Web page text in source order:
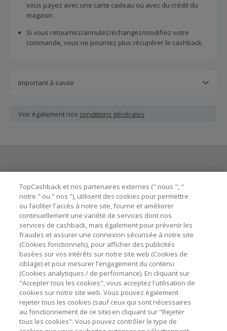
vous payez avec une carte cadeau ou avec du crédit du
magasin.
Si vous retournez/annulez/échangez/modifiez votre
commande, vous ne pourriez plus récupérer le cashback.
Important à savoir
ou non reçu doivent être soumises au plus tard dans les
100 jours qui suivent la date d'achat.
La validité et le montant du cashback sont calculés par les
marchands sur le montant hors TVA/taxes et hors frais de
livraison/d’emballage/de service.
L'utilisation de plugins tels que Honey, AdBlock, uBlock, Pi-
hole et VPN peut bloquer le suivi de votre commande.
Pour chaque nouvelle transaction, il faut revenir sur
TopCashback et cliquer sur le bouton rose de cashback
pour accéder au site marchand et faire votre achat.
Assurez-vous que le lien TopCashback est le dernier lien
utilisé pour visiter le site marchand avant de finaliser votre
achat.
Tout compte impliqué dans des commandes ou activités
frauduleuses pour manipuler le système de cashback sera
Voir également nos conditions générales
Astuces pour économiser
A propos de
Contactez-nous
Mentions légales
TopCashback et nos partenaires externes (" nous ", "
notre " ou " nos "), utilisent des cookies pour permettre
ou faciliter l'accès à notre site, fournir et améliorer
continuellement une variété de services dont nos
services de cashback, mais également pour prévenir les
fraudes et assurer une connexion sécurisée à notre site
(Cookies fonctionnels), pour afficher des publicités
basées sur vos intérêts sur notre site web (Cookies de
ciblage) et pour mesurer l'engagement du contenu
(Cookies analytiques / de performance). En cliquant sur
"Accepter tous les cookies", vous acceptez l'utilisation de
cookies sur notre site web. Vous pouvez également
rejeter tous les cookies (sauf ceux qui sont nécessaires
au fonctionnement de ce site) en cliquant sur "Rejeter
tous les cookies". Vous pouvez contrôler le type de